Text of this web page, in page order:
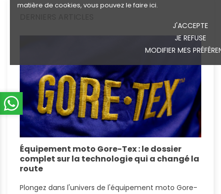
matière de cookies, vous pouvez le faire ici.
J'ACCEPTE
JE REFUSE
MODIFIER MES
Équipement moto Gore-Tex : le dossier
complet sur la technologie qui a changé la
route
Plongez dans l'univers de l'équipement moto Gore-